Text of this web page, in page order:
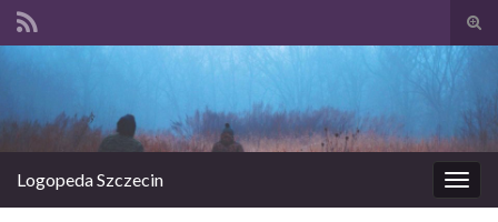
Logopeda Szczecin